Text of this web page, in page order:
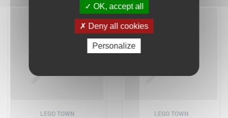
LEGO TOWN LEGO TOWN
OK, accept all
Deny all cookies
Personalize